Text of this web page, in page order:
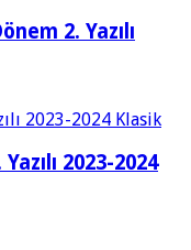
2. Yazılı
2023-2024